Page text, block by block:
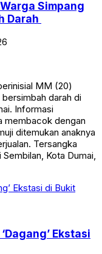
Simpang
Darah
MM (20)
darah di
Informasi
membacok dengan
ditemukan anaknya
Tersangka
Kota Dumai,
Ekstasi